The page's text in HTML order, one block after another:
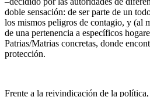
doble sensación: de ser parte de un
los mismos peligros de contagio, y (al
de una pertenencia a específicos
Patrias/Matrias concretas, donde
protección.
Frente a la reivindicación de la